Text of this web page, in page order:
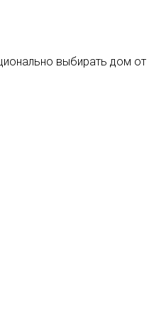
выбирать дом от